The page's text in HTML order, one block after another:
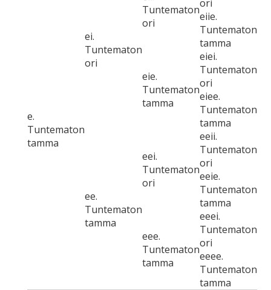
e.
Tuntematon
tamma
ei.
Tuntematon
ori
Tuntematon
ori
ori
eiie.
Tuntematon
tamma
eie.
Tuntematon
tamma
eiei.
Tuntematon
ori
eiee.
Tuntematon
tamma
ee.
Tuntematon
tamma
eei.
Tuntematon
ori
eeii.
Tuntematon
ori
eeie.
Tuntematon
tamma
eee.
Tuntematon
tamma
eeei.
Tuntematon
ori
eeee.
Tuntematon
tamma